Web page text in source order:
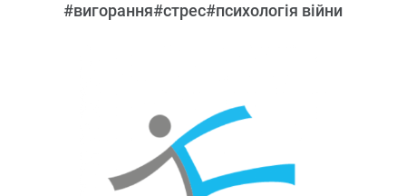
#вигорання#стрес#психологія війни